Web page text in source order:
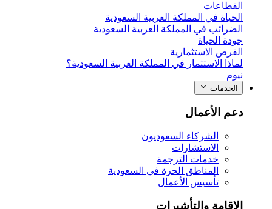
القطاعات
الحياة في المملكة العربية السعودية
الضرائب في المملكة العربية السعودية
جودة الحياة
الفرص الاستثمارية
لماذا الاستثمار في المملكة العربية السعودية؟
نيوم
الخدمات
دعم الأعمال
الشركاء السعوديون
الاستشارات
خدمات الترجمة
المناطق الحرة في السعودية
تأسيس الأعمال
الإقامة والتأشيرات